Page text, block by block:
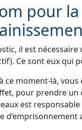
pour
il est nécessaire
Ce sont eux
moment-là, vous
pour prendre
est
d’emprisonnement